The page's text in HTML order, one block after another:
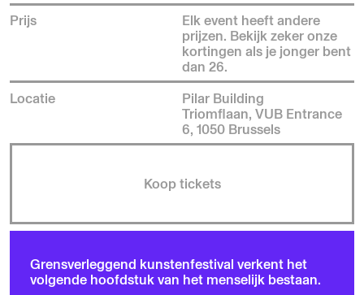
Prijs
Elk event heeft andere
prijzen. Bekijk zeker onze
kortingen als je jonger bent
dan 26.
Locatie
Pilar Building
Triomflaan, VUB Entrance
6, 1050 Brussels
Koop tickets
Grensverleggend kunstenfestival verkent het
volgende hoofdstuk van het menselijk bestaan.